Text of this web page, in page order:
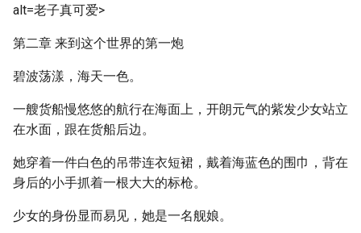
alt=老子真可爱>
第二章 来到这个世界的第一炮
碧波荡漾，海天一色。
一艘货船慢悠悠的航行在海面上，开朗元气的紫发少女站立
在水面，跟在货船后边。
她穿着一件白色的吊带连衣短裙，戴着海蓝色的围巾，背在
身后的小手抓着一根大大的标枪。
少女的身份显而易见，她是一名舰娘。